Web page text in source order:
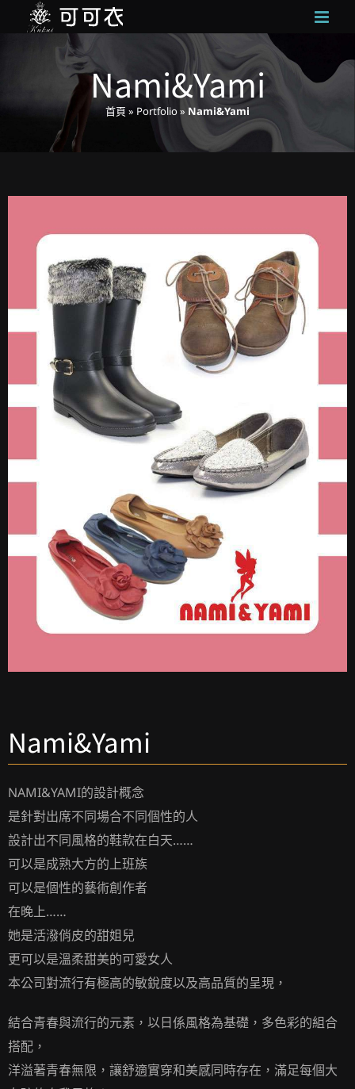
Nami&Yami
首頁 » Portfolio» Nami&Yami
Nami&Yami
NAMI&YAMI的設計概念
是針對出席不同場合不同個性的人
設計出不同風格的鞋款在白天……
可以是成熟大方的上班族
可以是個性的藝術創作者
在晚上……
她是活潑俏皮的甜姐兒
更可以是溫柔甜美的可愛女人
本公司對流行有極高的敏銳度以及高品質的呈現，
結合青春與流行的元素，以日係風格為基礎，多色彩的組合
搭配，
洋溢著青春無限，讓舒適實穿和美感同時存在，滿足每個大